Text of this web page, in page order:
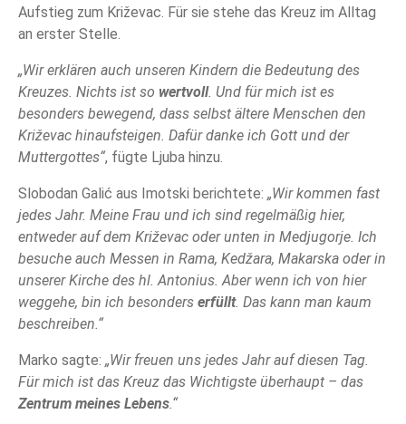
Aufstieg zum Križevac. Für sie stehe das Kreuz im Alltag
an erster Stelle.
„Wir erklären auch unseren Kindern die Bedeutung des
Kreuzes. Nichts ist so wertvoll. Und für mich ist es
besonders bewegend, dass selbst ältere Menschen den
Križevac hinaufsteigen. Dafür danke ich Gott und der
Muttergottes“, fügte Ljuba hinzu.
Slobodan Galić aus Imotski berichtete: „Wir kommen fast
jedes Jahr. Meine Frau und ich sind regelmäßig hier,
entweder auf dem Križevac oder unten in Medjugorje. Ich
besuche auch Messen in Rama, Kedžara, Makarska oder in
unserer Kirche des hl. Antonius. Aber wenn ich von hier
weggehe, bin ich besonders erfüllt. Das kann man kaum
beschreiben.“
Marko sagte: „Wir freuen uns jedes Jahr auf diesen Tag.
Für mich ist das Kreuz das Wichtigste überhaupt – das
Zentrum meines Lebens.“